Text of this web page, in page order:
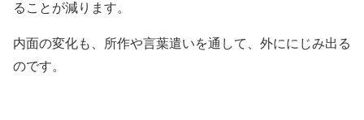
ることが減ります。
内面の変化も、所作や言葉遣いを通して、外ににじみ出る
のです。